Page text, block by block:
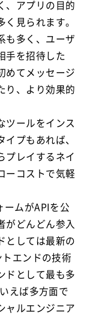
、アプリの目的
見られます。
も多く、ユーザ
手を招待した
めてメッセージ
り、より効果的
ツールをインス
プもあれば、
プレイするネイ
ーコストで気軽
ームがAPIを公
がどんどん参入
としては最新の
エンドの技術
ドとして最も多
えば多方面で
ャルエンジニア